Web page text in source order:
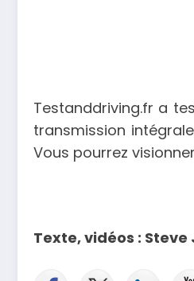
Testanddriving.fr a
transmission
Vous pourrez
Texte, vidéos :